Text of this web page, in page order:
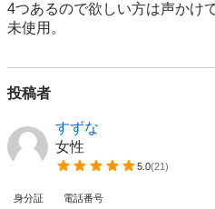
4つあるので欲しい方は声かけ
未使用。
投稿者
すずな
女性
5.0(21)
身分証 電話番号